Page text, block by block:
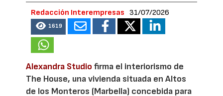
Redacción Interempresas 31/07/2026
1619
Alexandra Studio firma el interiorismo de
The House, una vivienda situada en Altos
de los Monteros (Marbella) concebida para